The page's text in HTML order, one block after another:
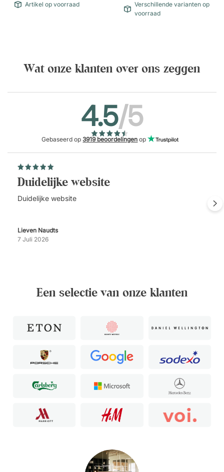
Artikel op voorraad
Verschillende varianten op
voorraad
Wat onze klanten over ons zeggen
4.5/5
Gebaseerd op3919 beoordelingen op
Duidelijke website
Duidelijke website
Lieven Naudts
7 Juli 2026
Een selectie van onze klanten